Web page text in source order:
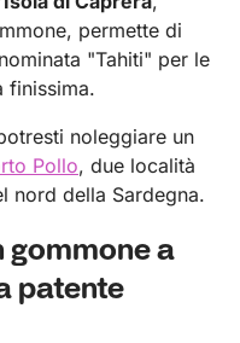
permette di
"Tahiti" per le
finissima.
noleggiare un
Pollo, due località
nord della Sardegna.
gommone a
patente